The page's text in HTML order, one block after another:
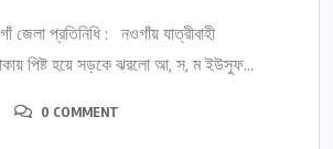
জেলা প্রতিনিধি : নওগাঁয় যাত্রীবাহী
চাকায় পিষ্ট হয়ে সড়কে ঝরলো আ, স, ম ইউসুফ...
0 COMMENT